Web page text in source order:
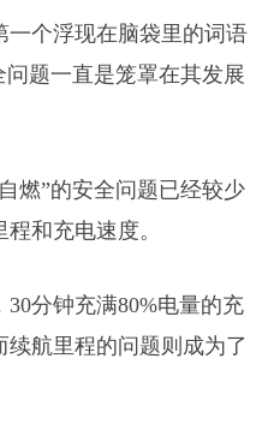
一个浮现在脑袋里的词语
题一直是笼罩在其发展
燃”的安全问题已经较少
和充电速度。
分钟充满80%电量的充
航里程的问题则成为了